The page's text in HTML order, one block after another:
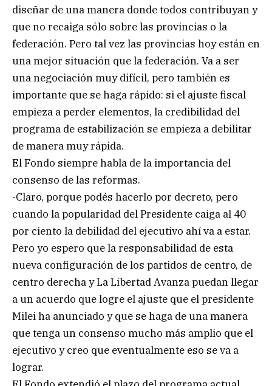
diseñar de una manera donde todos contribuyan y
que no recaiga sólo sobre las provincias o la
federación. Pero tal vez las provincias hoy están en
una mejor situación que la federación. Va a ser
una negociación muy difícil, pero también es
importante que se haga rápido: si el ajuste fiscal
empieza a perder elementos, la credibilidad del
programa de estabilización se empieza a debilitar
de manera muy rápida.
El Fondo siempre habla de la importancia del
consenso de las reformas.
-Claro, porque podés hacerlo por decreto, pero
cuando la popularidad del Presidente caiga al 40
por ciento la debilidad del ejecutivo ahí va a estar.
Pero yo espero que la responsabilidad de esta
nueva configuración de los partidos de centro, de
centro derecha y La Libertad Avanza puedan llegar
a un acuerdo que logre el ajuste que el presidente
Milei ha anunciado y que se haga de una manera
que tenga un consenso mucho más amplio que el
ejecutivo y creo que eventualmente eso se va a
lograr.